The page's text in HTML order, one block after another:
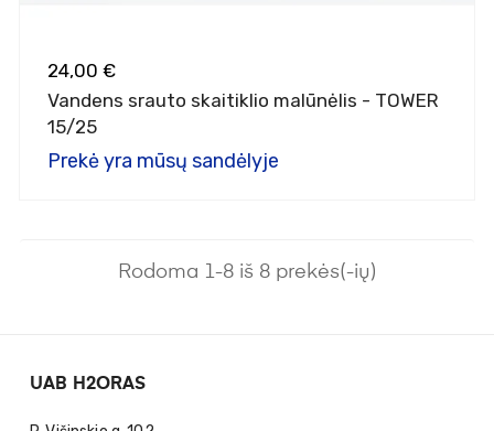
24,00 €
Vandens srauto skaitiklio malūnėlis - TOWER
15/25
Prekė yra mūsų sandėlyje
Rodoma 1-8 iš 8 prekės(-ių)
UAB H2ORAS